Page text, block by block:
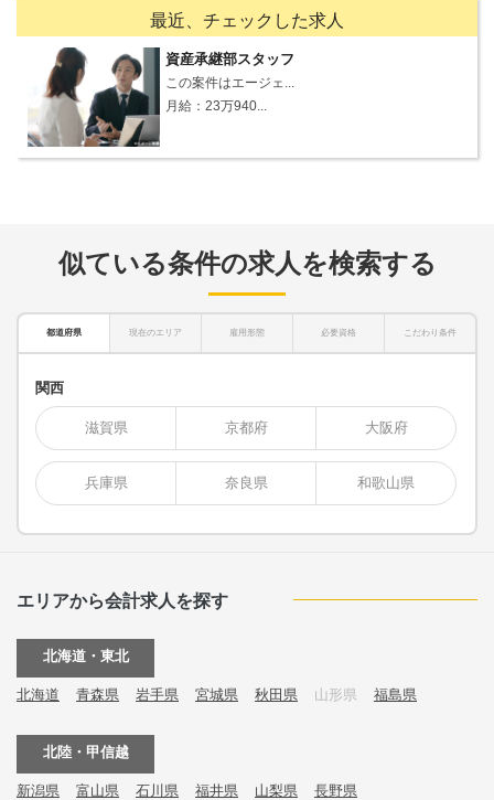
最近、チェックした求人
資産承継部スタッフ
この案件はエージェ...
月給：23万940...
似ている条件の求人を検索する
都道府県 現在のエリア 雇用形態 必要資格 こだわり条件
関西
滋賀県 京都府 大阪府
兵庫県 奈良県 和歌山県
エリアから会計求人を探す
北海道・東北
北海道 青森県 岩手県 宮城県 秋田県 山形県 福島県
北陸・甲信越
新潟県 富山県 石川県 福井県 山梨県 長野県